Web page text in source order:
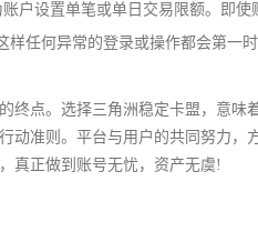
户设置单笔或单日交易限额。即使
任何异常的登录或操作都会第一
终点。选择三角洲稳定卡盟，意味
动准则。平台与用户的共同努力，
真正做到账号无忧，资产无虞!